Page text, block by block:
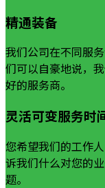
精通装备
我们公司在不同服
们可以自豪地说，
好的服务商。
灵活可变服务时
您希望我们的工作
诉我们什么对您的
题。